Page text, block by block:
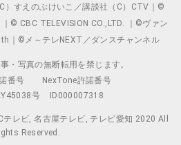
）すえのぶけいこ／講談社（C）CTV｜©
｜© CBC TELEVISION CO.,LTD. ｜©ヴァン
｜©メ～テレNEXT／ダンスチャンネル
・写真の無断転用を禁じます。
番号
NexTone許諾番号
号
ID000007318
レビ, 名古屋テレビ, テレビ愛知 2020 All
Reserved.